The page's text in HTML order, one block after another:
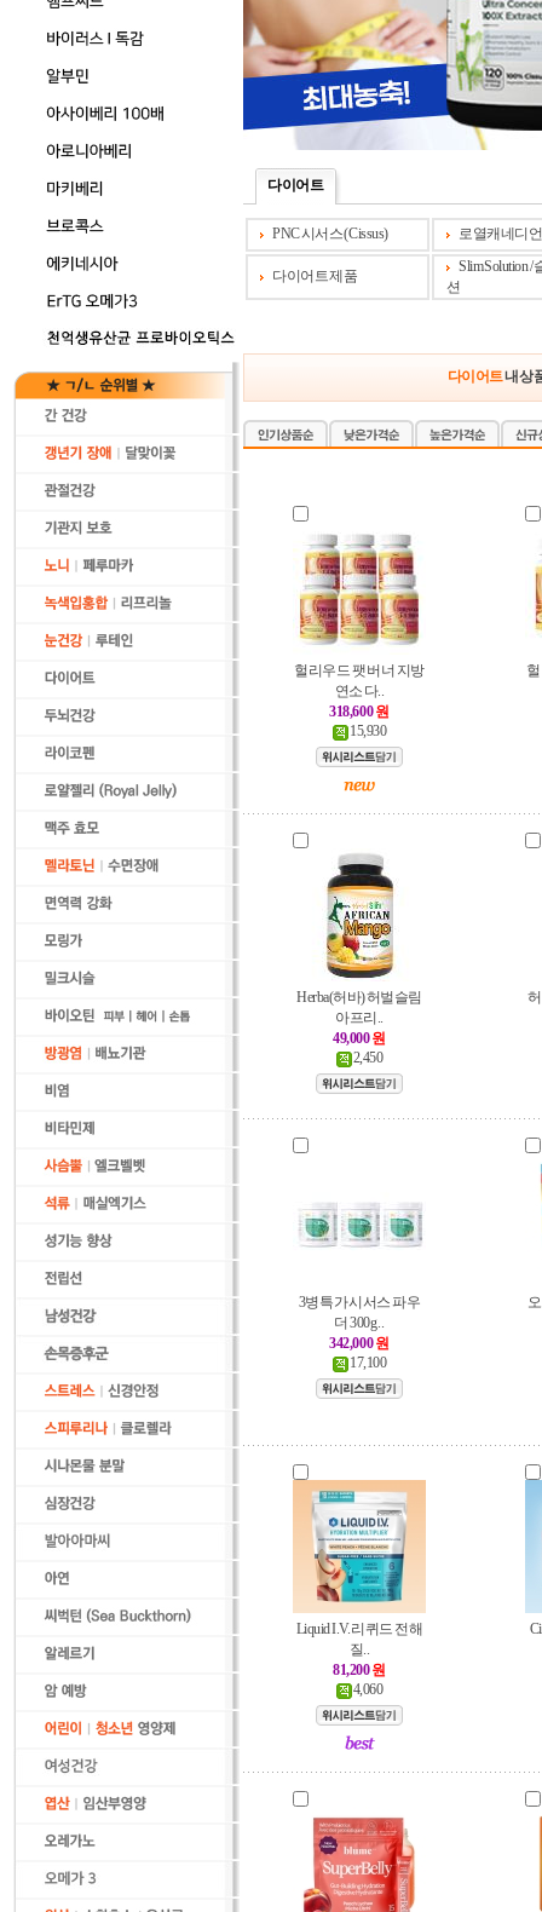
다이어트
PNC 시서스 (Cissus) 로열캐네디언
다이어트 제품
Slim Solution /
션
다이어트내 상
헐리우드 팻 버너 지방
연소 다..
318,600 원
15,930
Herba(허바) 허벌슬림
아프리..
49,000원
2,450
3병특가 시서스 파우
더 300g ..
342,000 원
17,100
Liquid I.V. 리퀴드 전해
질..
81,200원
4,060